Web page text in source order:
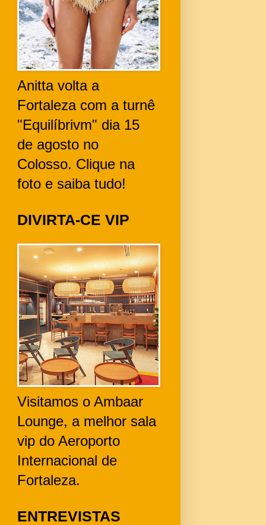
Anitta volta a
Fortaleza com a turnê
"Equilíbrivm" dia 15
de agosto no
Colosso. Clique na
foto e saiba tudo!
DIVIRTA-CE VIP
Visitamos o Ambaar
Lounge, a melhor sala
vip do Aeroporto
Internacional de
Fortaleza.
ENTREVISTAS